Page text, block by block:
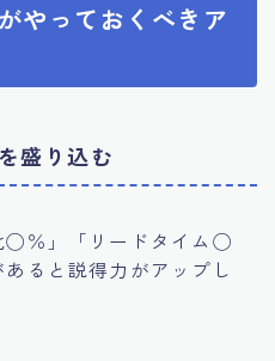
やっておくべきア
盛り込む
◯％」「リードタイム◯
ると説得力がアップし